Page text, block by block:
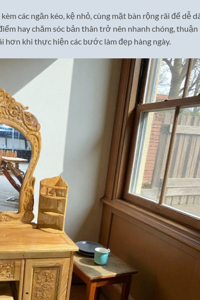
các ngăn kéo, kệ nhỏ, cùng mặt bàn rộng rãi để dễ
hay chăm sóc bản thân trở nên nhanh chóng, thuận
khi thực hiện các bước làm đẹp hàng ngày.